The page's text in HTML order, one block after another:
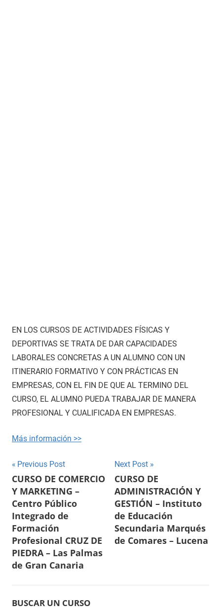
EN LOS CURSOS DE ACTIVIDADES FÍSICAS Y
DEPORTIVAS SE TRATA DE DAR CAPACIDADES
LABORALES CONCRETAS A UN ALUMNO CON UN
ITINERARIO FORMATIVO Y CON PRÁCTICAS EN
EMPRESAS, CON EL FIN DE QUE AL TERMINO DEL
CURSO, EL ALUMNO PUEDA TRABAJAR DE MANERA
PROFESIONAL Y CUALIFICADA EN EMPRESAS.
Más información >>
Navegación
de
entradas
Previous Post
CURSO DE COMERCIO
Y MARKETING –
Centro Público
Integrado de
Formación
Profesional CRUZ DE
PIEDRA – Las Palmas
de Gran Canaria
Next Post
CURSO DE
ADMINISTRACIÓN Y
GESTIÓN – Instituto
de Educación
Secundaria Marqués
de Comares – Lucena
BUSCAR UN CURSO